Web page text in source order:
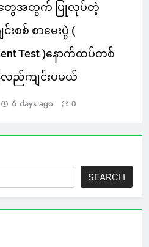
ေအတွက် ပြုလုပ်တဲ့
းစစ် စာမေးပွဲ (
Test )နောက်ထပ်တစ်
န်လည်ကျင်းပမယ်
6 days ago 0
SEARCH